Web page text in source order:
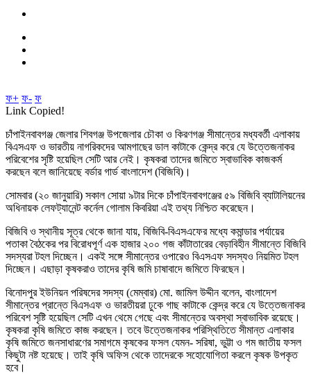
ফ+ ফ- ফ
Link Copied!
চাঁপাইনবাবগঞ্জ জেলার শিবগঞ্জ উপজেলার চৌকা ও কিরণগঞ্জ সীমান্তের মধ্যবর্তী এলাকায়
বিএসএফ ও ভারতীয় নাগরিকদের আমগাছের ডাল কাটাকে কেন্দ্র করে যে উত্তেজনাকর
পরিবেশের সৃষ্টি হয়েছিল সেটি আর নেই। কৃষকরা তাদের জমিতে স্বাভাবিক কাজকর্ম
করছেন বলে জানিয়েছে বর্ডার গার্ড বাংলাদেশ (বিজিবি)।
সোমবার (২০ জানুয়ারি) সকাল সোয়া ৯টার দিকে চাঁপাইনবাবগঞ্জের ৫৯ বিজিবি ব্যাটালিয়নের
অধিনায়ক লেফট্যানেন্ট কর্নেল গোলাম কিবরিয়া এই তথ্য নিশ্চিত করেছেন।
বিজিবি ও স্থানীয় সূত্র থেকে জানা যায়, বিজিবি-বিএসএফের মধ্যে কমান্ডার পর্যায়ের
পতাকা বৈঠকের পর বিরোধপূর্ণ এক হাজার ২০০ গজ কাঁটাতারের বেড়াবিহীন সীমান্তে বিজিবি
সদস্যরা টহল দিচ্ছেন। একই সঙ্গে সীমান্তের ওপারেও বিএসএফ সদস্যও নিয়মিত টহল
দিচ্ছেন। এছাড়া কৃষকরাও তাদের কৃষি জমি চাষাবাদে জমিতে ফিরছেন।
বিনোদপুর ইউনিয়ন পরিষদের সদস্য (মেম্বার) মো. জামিল উদ্দীন বলেন, বাংলাদেশ
সীমান্তের প্রান্তে বিএসএফ ও ভারতীয়রা ঢুকে গাছ কাটাকে কেন্দ্র করে যে উত্তেজনাকর
পরিবেশ সৃষ্টি হয়েছিল সেটি এখন থেমে গেছে এবং সীমান্তের অবস্থা স্বাভাবিক রয়েছে।
কৃষকরা কৃষি জমিতে কাজ করছেন। তবে উত্তেজনাকর পরিস্থিতিতে সীমান্ত এলাকার
কৃষি জমিতে জনসাধারণের সমাগমে কৃষকের ফসল যেমন- সরিষা, ভুট্টা ও গম জাতীয় ফসল
কিছুটা নষ্ট হয়েছে। তাই কৃষি অফিস থেকে তাদেরকে সহোযোগিতা করলে কৃষক উপকৃত
হবে।